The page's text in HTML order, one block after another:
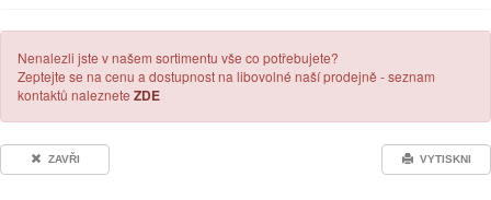
Nenalezli jste v našem sortimentu vše co potřebujete?
Zeptejte se na cenu a dostupnost na libovolné naší prodejně - seznam
kontaktů naleznete ZDE
ZAVŘI VYTISKNI